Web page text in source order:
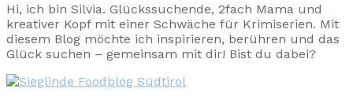
Hi, ich bin Silvia. Glückssuchende, 2fach Mama und
kreativer Kopf mit einer Schwäche für Krimiserien. Mit
diesem Blog möchte ich inspirieren, berühren und das
Glück suchen – gemeinsam mit dir! Bist du dabei?